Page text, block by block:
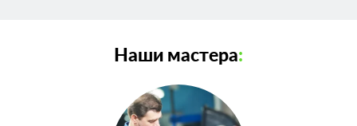
Наши мастера: